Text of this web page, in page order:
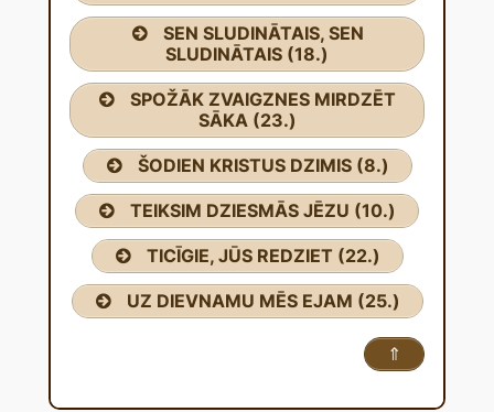
SEN SLUDINĀTAIS, SEN
SLUDINĀTAIS (18.)
SPOŽĀK ZVAIGZNES MIRDZĒT
SĀKA (23.)
ŠODIEN KRISTUS DZIMIS (8.)
TEIKSIM DZIESMĀS JĒZU (10.)
TICĪGIE, JŪS REDZIET (22.)
UZ DIEVNAMU MĒS EJAM (25.)
⇑